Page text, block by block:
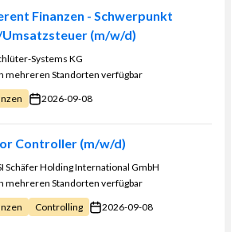
Finanzen - Schwerpunkt
Umsatzsteuer (m/w/d)
Systems KG
mehreren Standorten verfügbar
2026-09-08
Controller (m/w/d)
Schäfer Holding International GmbH
mehreren Standorten verfügbar
Controlling 2026-09-08